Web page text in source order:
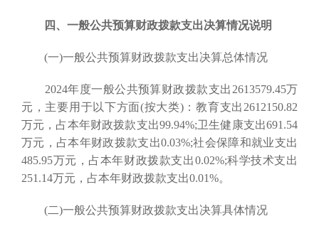
四、一般公共预算财政拨款支出决算情况说明
(一)一般公共预算财政拨款支出决算总体情况
2024年度一般公共预算财政拨款支出2613579.45万
元，主要用于以下方面(按大类)：教育支出2612150.82
万元，占本年财政拨款支出99.94%;卫生健康支出691.54
万元，占本年财政拨款支出0.03%;社会保障和就业支出
485.95万元，占本年财政拨款支出0.02%;科学技术支出
251.14万元，占本年财政拨款支出0.01%。
(二)一般公共预算财政拨款支出决算具体情况